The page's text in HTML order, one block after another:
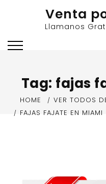
Venta
Llamanos
Tag: fajas
HOME
VER TODOS
FAJAS FAJATE EN MIAMI